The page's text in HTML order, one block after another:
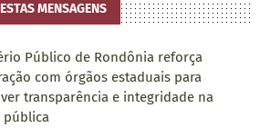
MENSAGENS
Público de Rondônia reforça
com órgãos estaduais para
transparência e integridade na
pública